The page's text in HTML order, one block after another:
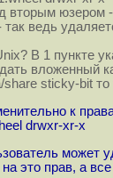
вторым юзером
ведь
В 1 пункте
вложенный
share sticky-bit
к
drwxr-xr-x
может
это прав, а